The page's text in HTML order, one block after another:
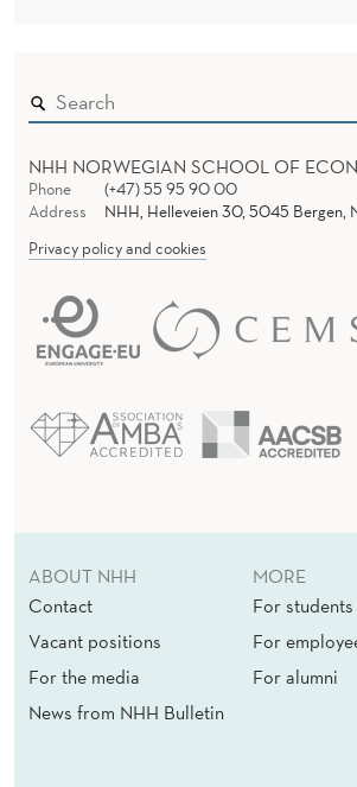
NHH NORWEGIAN SCHOOL OF
Phone
(+47) 55 95 90 00
Address
NHH, Helleveien 30, 5045 Bergen,
Privacy policy and cookies
ABOUT NHH
Contact
Vacant positions
For the media
News from NHH Bulletin
MORE
For students
For
For alumni